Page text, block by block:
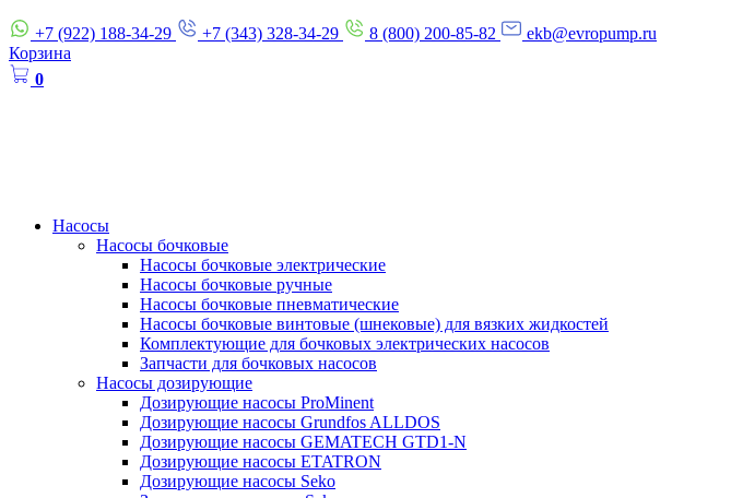
+7 (922) 188-34-29 +7 (343) 328-34-29 8 (800) 200-85-82
ekb@evropump.ru
Корзина
0
Насосы
Насосы бочковые
Насосы бочковые электрические
Насосы бочковые ручные
Насосы бочковые пневматические
Насосы бочковые винтовые (шнековые) для вязких жидкостей
Комплектующие для бочковых электрических насосов
Запчасти для бочковых насосов
Насосы дозирующие
Дозирующие насосы ProMinent
Дозирующие насосы Grundfos ALLDOS
Дозирующие насосы GEMATECH GTD1-N
Дозирующие насосы ETATRON
Дозирующие насосы Seko